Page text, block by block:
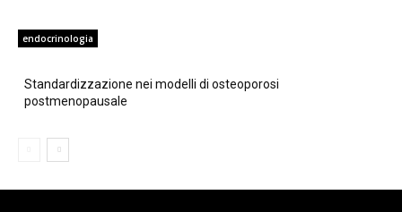
endocrinologia
Standardizzazione nei modelli di osteoporosi
postmenopausale